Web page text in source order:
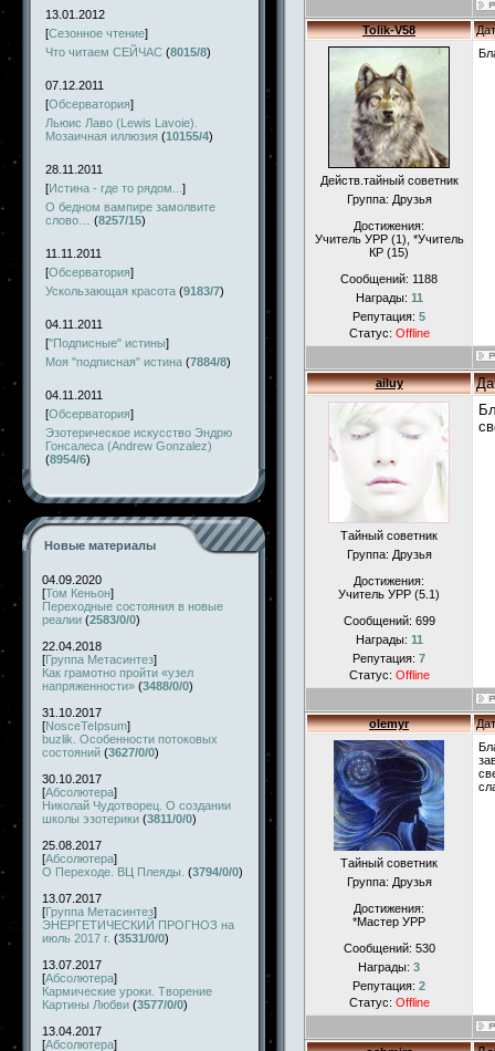
13.01.2012
[Сезонное чтение]
Что читаем СЕЙЧАС (8015/8)
07.12.2011
[Обсерватория]
Льюис Лаво (Lewis Lavoie).
Мозаичная иллюзия (10155/4)
28.11.2011
[Истина - где то рядом... ]
О бедном вампире замолвите
слово…
(8257/15)
11.11.2011
[Обсерватория]
Ускользающая красота (9183/7)
04.11.2011
["Подписные" истины]
Моя "подписная" истина (7884/8)
04.11.2011
[Обсерватория]
Эзотерическое искусство Эндрю
Гонсалеса (Andrew Gonzalez)
(8954/6)
Новые материалы
04.09.2020
[Том Кеньон]
Переходные состояния в новые
реалии (2583/0/0)
22.04.2018
[Группа Метасинтез]
Как грамотно пройти «узел
напряженности» (3488/0/0)
31.10.2017
[NosceTeIpsum]
buzlik. Особенности потоковых
состояний (3627/0/0)
30.10.2017
[Абсолютера]
Николай Чудотворец. О создании
школы эзотерики (3811/0/0)
25.08.2017
[Абсолютера]
О Переходе. ВЦ Плеяды. (3794/0/0)
13.07.2017
[Группа Метасинтез]
ЭНЕРГЕТИЧЕСКИЙ ПРОГНОЗ на
июль 2017 г. (3531/0/0)
13.07.2017
[Абсолютера]
Кармические уроки. Творение
Картины Любви (3577/0/0)
13.04.2017
[Абсолютера]
Tolik-V58
Действ.тайный советник
Группа: Друзья
Достижения:
Учитель УРР (1), *Учитель
КР (15)
Сообщений: 1188
Награды: 11
Репутация: 5
Статус: Offline
ailuy
Тайный советник
Группа: Друзья
Достижения:
Учитель УРР (5.1)
Сообщений: 699
Награды: 11
Репутация: 7
Статус: Offline
olemyr
Тайный советник
Группа: Друзья
Достижения:
*Мастер УРР
Сообщений: 530
Награды: 3
Репутация: 2
Статус: Offline